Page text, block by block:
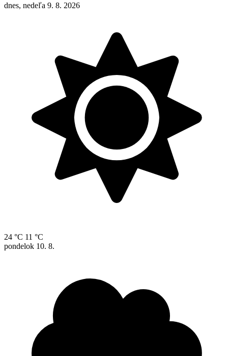
dnes, nedeľa 9. 8. 2026
24 °C 11 °C
pondelok 10. 8.